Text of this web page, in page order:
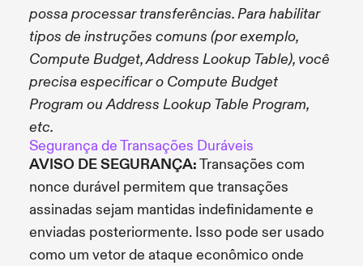
possa processar transferências. Para habilitar
tipos de instruções comuns (por exemplo,
Compute Budget, Address Lookup Table), você
precisa especificar o Compute Budget
Program ou Address Lookup Table Program,
etc.
Segurança de Transações Duráveis
AVISO DE SEGURANÇA:Transações com
nonce durável permitem que transações
assinadas sejam mantidas indefinidamente e
enviadas posteriormente. Isso pode ser usado
como um vetor de ataque econômico onde